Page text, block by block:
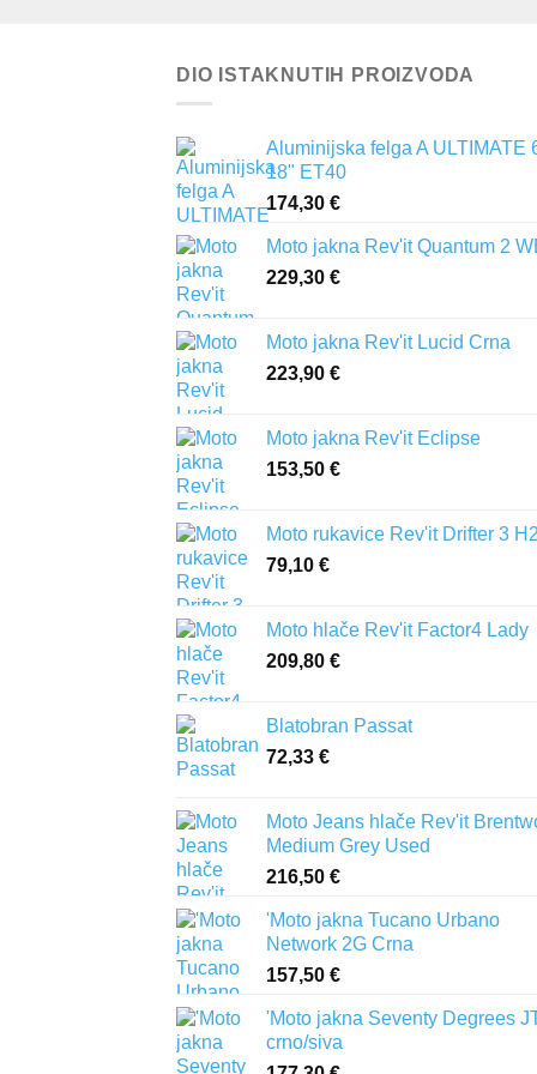
DIO ISTAKNUTIH PROIZVODA
Aluminijska felga A ULTIMATE
18" ET40
174,30 €
Moto jakna Rev'it Quantum 2
229,30 €
Moto jakna Rev'it Lucid Crna
223,90 €
Moto jakna Rev'it Eclipse
153,50 €
Moto rukavice Rev'it Drifter 3
79,10 €
Moto hlače Rev'it Factor4 Lady
209,80 €
Blatobran Passat
72,33 €
Moto Jeans hlače Rev'it
Medium Grey Used
216,50 €
'Moto jakna Tucano Urbano
Network 2G Crna
157,50 €
'Moto jakna Seventy Degrees
crno/siva